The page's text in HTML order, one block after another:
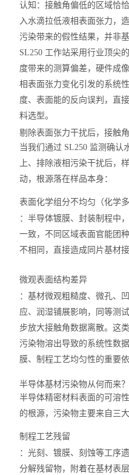
认知：接触角偏低的区域恰
入水滴拉低液相表面张力，
污染带来的假性结果，并非
SL250 工作站采用行业顶尖
度带来的测算偏差，硬件成
相表面张力变化引发的系统
度、表面能的反向误判，直
料选型。
剔除表面张力干扰后，接触
当我们通过 SL250 监测确认
上、排除液相污染干扰后，
动，根源落在样品本身：
表面化学组分不均匀（化学多
：半导体镀膜、封装制程中
一致，不同区域表面官能团
不相同，直接造成同片基材
微观表面结构差异
：基材微观粗糙度、微孔、
应、润湿铺展影响，同等测
步放大接触角数据离散。这
污染物溶出导致的系统性数
膜、制程工艺均匀性的重要依
半导体基材污染物从何而来
半导体精密材料表面的可溶
的根源，污染物主要来自三大
制程工艺残留
：光刻、镀膜、刻蚀等工序
分解残留物，附着在基材表层